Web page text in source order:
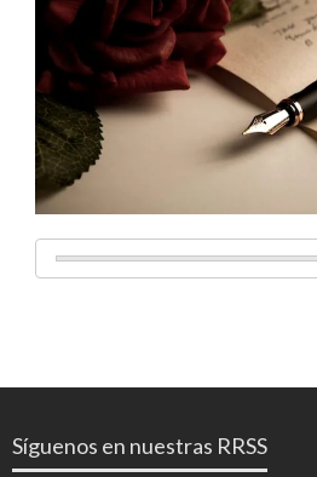
Síguenos en nuestras RRSS